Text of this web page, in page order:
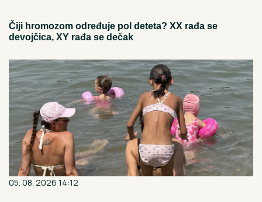
Čiji hromozom određuje pol deteta? XX rađa se
devojčica, XY rađa se dečak
05. 08. 2026 14:12